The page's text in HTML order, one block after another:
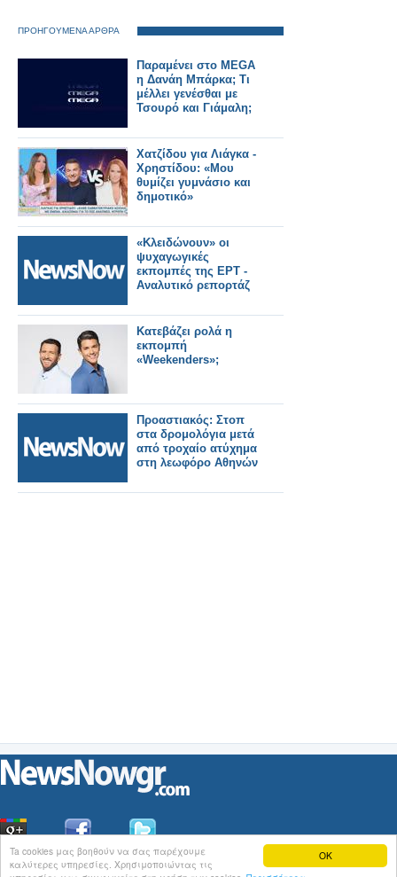
OK
Ta cookies μας βοηθούν να σας παρέχουμε
καλύτερες υπηρεσίες. Χρησιμοποιώντας τις
ΠΡΟΗΓΟΥΜΕΝΑ ΑΡΘΡΑ
Παραμένει στο MEGA
η Δανάη Μπάρκα; Τι
μέλλει γενέσθαι με
Τσουρό και Γιάμαλη;
Χατζίδου για Λιάγκα -
Χρηστίδου: «Μου
θυμίζει γυμνάσιο και
δημοτικό»
«Kλειδώνουν» οι
ψυχαγωγικές
εκπομπές της ΕΡΤ -
Αναλυτικό ρεπορτάζ
Κατεβάζει ρολά η
εκπομπή
«Weekenders»;
Προαστιακός: Στοπ
στα δρομολόγια μετά
από τροχαίο ατύχημα
στη λεωφόρο Αθηνών
ΟιΕιδήσεις του NewsNowgr.com στοiNews